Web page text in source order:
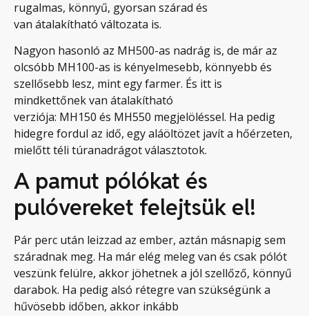
rugalmas, könnyű, gyorsan szárad és
van átalakítható változata is.
Nagyon hasonló az MH500-as nadrág is, de már az
olcsóbb MH100-as is kényelmesebb, könnyebb és
szellősebb lesz, mint egy farmer. És itt is
mindkettőnek van átalakítható
verziója: MH150 és MH550 megjelöléssel. Ha pedig
hidegre fordul az idő, egy aláöltözet javít a hőérzeten,
mielőtt téli túranadrágot választotok.
A pamut pólókat és
pulóvereket felejtsük el!
Pár perc után leizzad az ember, aztán másnapig sem
száradnak meg. Ha már elég meleg van és csak pólót
veszünk felülre, akkor jöhetnek a jól szellőző, könnyű
darabok. Ha pedig alsó rétegre van szükségünk a
hűvösebb időben, akkor inkább